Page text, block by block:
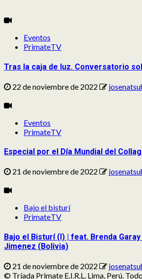
Eventos
PrimateTV
Tras la caja de luz. Conversatorio
22 de noviembre de 2022
Eventos
PrimateTV
Especial por el Día Mundial del
21 de noviembre de 2022
Bajo el bisturí
PrimateTV
Bajo el Bisturí (I) | feat. Brenda
Jimenez (Bolivia)
21 de noviembre de 2022
© Tríada Primate E.I.R.L. Lima, Perú.